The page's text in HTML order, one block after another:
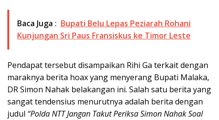
Baca Juga : Bupati Belu Lepas Peziarah Rohani
Kunjungan Sri Paus Fransiskus ke Timor Leste
Pendapat tersebut disampaikan Rihi Ga terkait dengan
maraknya berita hoax yang menyerang Bupati Malaka,
DR Simon Nahak belakangan ini. Salah satu berita yang
sangat tendensius menurutnya adalah berita dengan
judul “Polda NTT Jangan Takut Periksa Simon Nahak Soal